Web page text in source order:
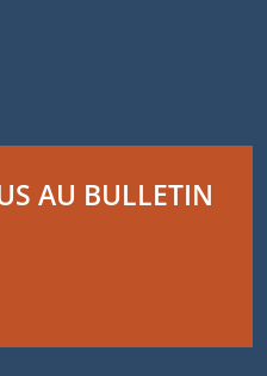
AU BULLETIN